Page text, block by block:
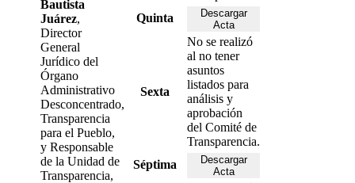
Bautista
Juárez,
Director
General
Jurídico del
Órgano
Administrativo
Desconcentrado,
Transparencia
para el Pueblo,
y Responsable
de la Unidad de
Transparencia,
Quinta
Descargar
Acta
Sexta
No se realizó
al no tener
asuntos
listados para
análisis y
aprobación
del Comité de
Transparencia.
Séptima
Descargar
Acta